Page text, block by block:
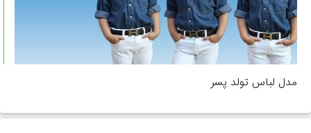
مدل لباس تولد پسر